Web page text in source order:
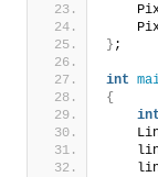
} ;
int
{
int